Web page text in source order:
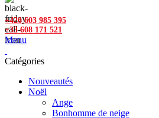
+420 603 985 395
+33 608 171 521
Menu
Catégories
Nouveautés
Noël
Ange
Bonhomme de neige